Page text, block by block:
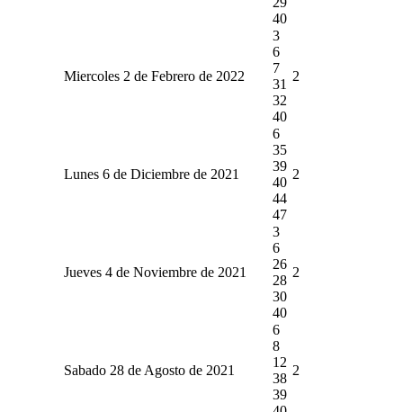
40
Miercoles 2 de Febrero de 2022
3
6
7
31
32
40
2
Lunes 6 de Diciembre de 2021
6
35
39
40
44
47
2
Jueves 4 de Noviembre de 2021
3
6
26
28
30
40
2
Sabado 28 de Agosto de 2021
6
8
12
38
39
2